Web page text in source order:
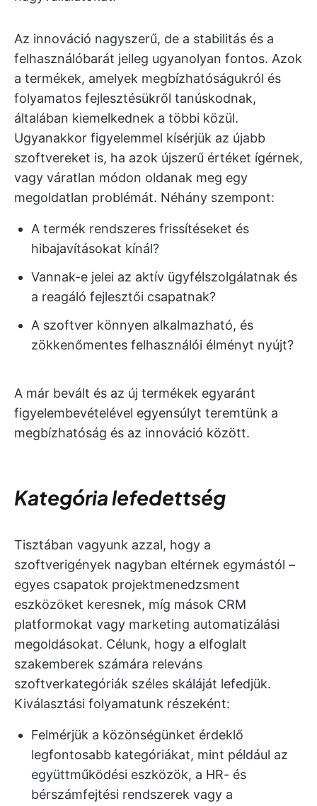
Az innováció nagyszerű, de a stabilitás és a
felhasználóbarát jelleg ugyanolyan fontos. Azok
a termékek, amelyek megbízhatóságukról és
folyamatos fejlesztésükről tanúskodnak,
általában kiemelkednek a többi közül.
Ugyanakkor figyelemmel kísérjük az újabb
szoftvereket is, ha azok újszerű értéket ígérnek,
vagy váratlan módon oldanak meg egy
megoldatlan problémát. Néhány szempont:
A termék rendszeres frissítéseket és
hibajavításokat kínál?
Vannak-e jelei az aktív ügyfélszolgálatnak és
a reagáló fejlesztői csapatnak?
A szoftver könnyen alkalmazható, és
zökkenőmentes felhasználói élményt nyújt?
A már bevált és az új termékek egyaránt
figyelembevételével egyensúlyt teremtünk a
megbízhatóság és az innováció között.
Kategória lefedettség
Tisztában vagyunk azzal, hogy a
szoftverigények nagyban eltérnek egymástól –
egyes csapatok projektmenedzsment
eszközöket keresnek, míg mások CRM
platformokat vagy marketing automatizálási
megoldásokat. Célunk, hogy a elfoglalt
szakemberek számára releváns
szoftverkategóriák széles skáláját lefedjük.
Kiválasztási folyamatunk részeként:
Felmérjük a közönségünket érdeklő
legfontosabb kategóriákat, mint például az
együttműködési eszközök, a HR- és
bérszámfejtési rendszerek vagy a